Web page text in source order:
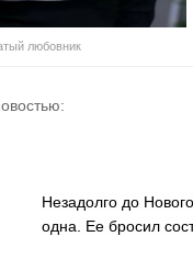
любовник
Незадолго до
одна. Ее бросил